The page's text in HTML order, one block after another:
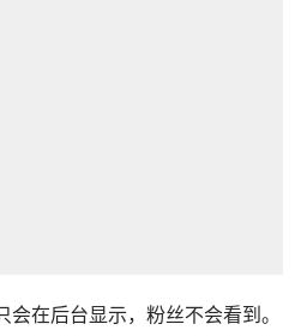
在后台显示，粉丝不会看到。